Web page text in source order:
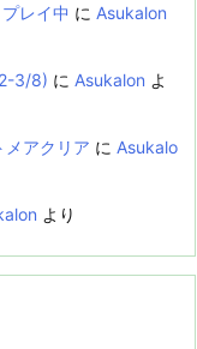
レイ中 に Asukalon
3/8) に Asukalon よ
アクリア に Asukalo
より